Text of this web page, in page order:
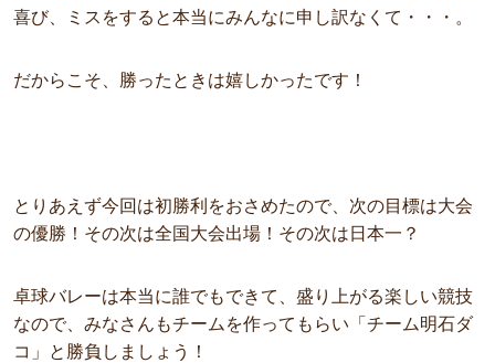
喜び、ミスをすると本当にみんなに申し訳なくて・・・。
だからこそ、勝ったときは嬉しかったです！
とりあえず今回は初勝利をおさめたので、次の目標は大会
の優勝！その次は全国大会出場！その次は日本一？
卓球バレーは本当に誰でもできて、盛り上がる楽しい競技
なので、みなさんもチームを作ってもらい「チーム明石ダ
コ」と勝負しましょう！